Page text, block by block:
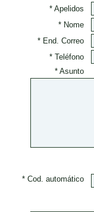
* Apelidos
* Nome
* End. Correo
* Teléfono
* Asunto
* Cod. automático